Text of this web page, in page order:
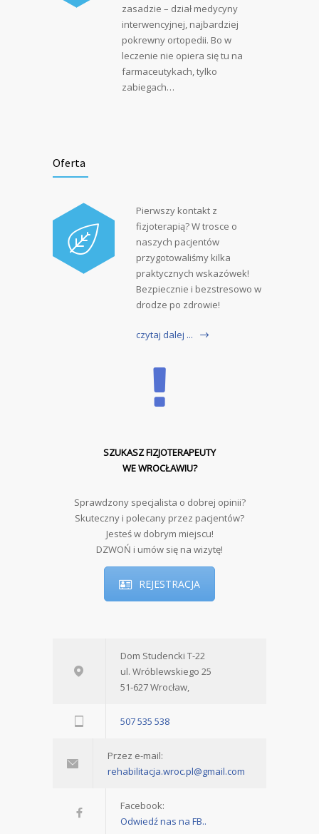
zasadzie – dział medycyny
interwencyjnej, najbardziej
pokrewny ortopedii. Bo w
leczenie nie opiera się tu na
farmaceutykach, tylko
zabiegach…
Oferta
Pierwszy kontakt z
fizjoterapią? W trosce o
naszych pacjentów
przygotowaliśmy kilka
praktycznych wskazówek!
Bezpiecznie i bezstresowo w
drodze po zdrowie!
czytaj dalej ...
SZUKASZ FIZJOTERAPEUTY
WE WROCŁAWIU?
Sprawdzony specjalista o dobrej opinii?
Skuteczny i polecany przez pacjentów?
Jesteś w dobrym miejscu!
DZWOŃ i umów się na wizytę!
REJESTRACJA
Dom Studencki T-22
ul. Wróblewskiego 25
51-627 Wrocław,
507 535 538
Przez e-mail:
rehabilitacja.wroc.pl@gmail.com
Facebook:
Odwiedź nas na FB..